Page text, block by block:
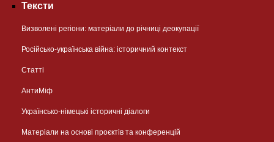
Тексти
Визволені регіони: матеріали до річниці деокупації
Російсько-українська війна: історичний контекст
Статті
АнтиМіф
Українсько-німецькі історичні діалоги
Матеріали на основі проєктів та конференцій